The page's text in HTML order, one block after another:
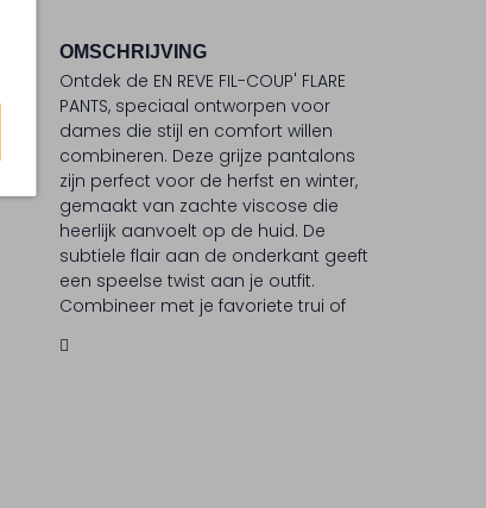
OMSCHRIJVING
Ontdek de EN REVE FIL-COUP' FLARE
PANTS, speciaal ontworpen voor
dames die stijl en comfort willen
combineren. Deze grijze pantalons
zijn perfect voor de herfst en winter,
gemaakt van zachte viscose die
heerlijk aanvoelt op de huid. De
subtiele flair aan de onderkant geeft
een speelse twist aan je outfit.
Combineer met je favoriete trui of
FORTE FORTE staat bekend om hun